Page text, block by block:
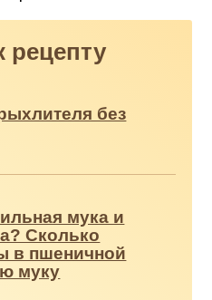
рецепту
без
мука и
Сколько
в пшеничной
муку